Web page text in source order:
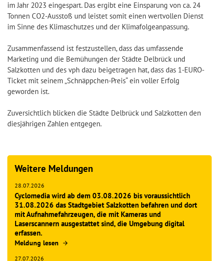
im Jahr 2023 eingespart. Das ergibt eine Einsparung von ca. 24
Tonnen CO2-Ausstoß und leistet somit einen wertvollen Dienst
im Sinne des Klimaschutzes und der Klimafolgeanpassung.
Zusammenfassend ist festzustellen, dass das umfassende
Marketing und die Bemühungen der Städte Delbrück und
Salzkotten und des vph dazu beigetragen hat, dass das 1-EURO-
Ticket mit seinem „Schnäppchen-Preis“ ein voller Erfolg
geworden ist.
Zuversichtlich blicken die Städte Delbrück und Salzkotten den
diesjährigen Zahlen entgegen.
Weitere Meldungen
28.07.2026
Cyclomedia wird ab dem 03.08.2026 bis voraussichtlich
31.08.2026 das Stadtgebiet Salzkotten befahren und dort
mit Aufnahmefahrzeugen, die mit Kameras und
Laserscannern ausgestattet sind, die Umgebung digital
erfassen.
Meldung lesen
27.07.2026